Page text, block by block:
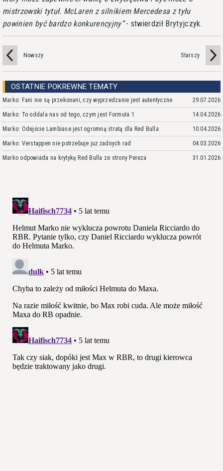
mistrzowski tytuł. McLaren z silnikiem Mercedesa z tyłu
powinien być bardzo konkurencyjny - stwierdził Brytyjczyk.
Nowszy Starszy
OSTATNIE POKREWNE TEMATY
Marko: Fani nie są przekonani, czy wyprzedzanie jest autentyczne 29.07.2026
Marko: To oddala nas od tego, czym jest Formuła 1 14.04.2026
Marko: Odejście Lambiase jest ogromną stratą dla Red Bulla 10.04.2026
Marko: Verstappen nie potrzebuje już żadnych rad 04.03.2026
Marko odpowiada na krytykę Red Bulla ze strony Pereza 31.01.2026